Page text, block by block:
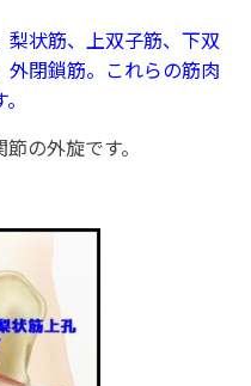
梨状筋、上双子筋、下双
閉鎖筋。これらの筋肉
の外旋です。